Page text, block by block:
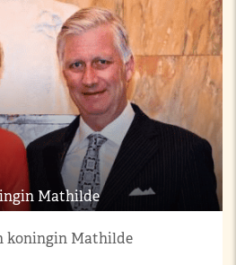
Mathilde
koningin Mathilde